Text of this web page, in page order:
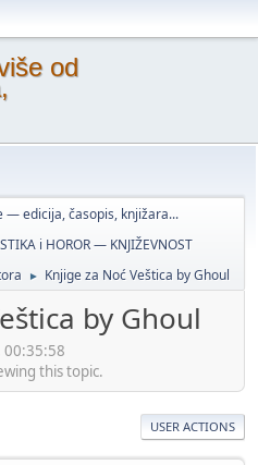
od
— edicija, časopis, knjižara...
i HOROR — KNJIŽEVNOST
► Knjige za Noć Veštica by Ghoul
by Ghoul
00:35:58
this topic.
USER ACTIONS